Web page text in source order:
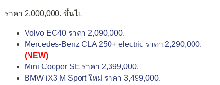
ราคา 2,000,000. ขึ้นไป
Volvo EC40 ราคา 2,090,000.
Mercedes-Benz CLA 250+ electric ราคา 2,290,000.
(NEW)
Mini Cooper SE ราคา 2,399,000.
BMW iX3 M Sport ใหม่ ราคา 3,499,000.